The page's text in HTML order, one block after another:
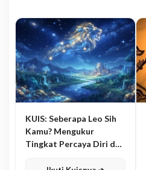
KUIS: Seberapa Leo Sih
Kamu? Mengukur
Tingkat Percaya Diri dan